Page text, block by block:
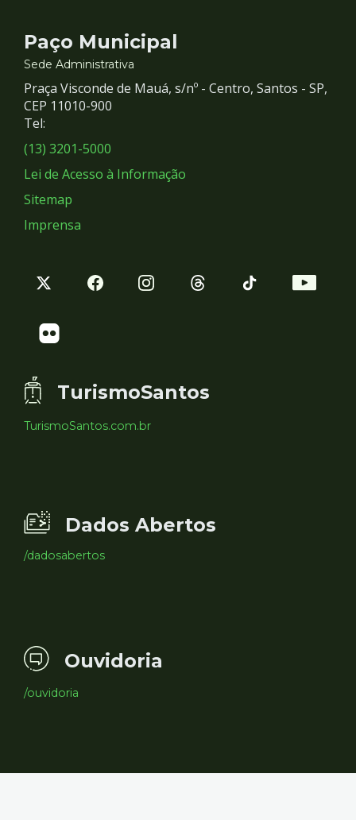
Contato
e
Redes
Sociais
Paço Municipal
Sede Administrativa
Praça Visconde de Mauá, s/nº - Centro, Santos - SP,
CEP 11010-900
Tel:
(13) 3201-5000
Lei de Acesso à Informação
Sitemap
Imprensa
TurismoSantos
TurismoSantos.com.br
Dados Abertos
/dadosabertos
Ouvidoria
/ouvidoria